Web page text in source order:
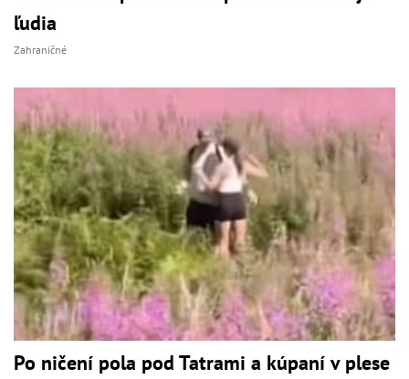
ľudia
Zahraničné
Po ničení pola pod Tatrami a kúpaní v plese